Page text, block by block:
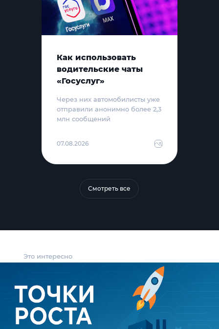
Это интересно
Как использовать
водительские чаты
«Госуслуг»
Через них автомобилисты уже
отправили анонимно более 2,3
млн сообщений
07.08.2026
Смотреть все